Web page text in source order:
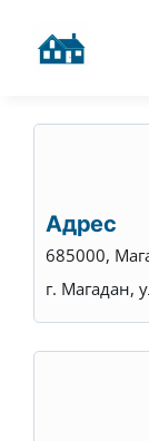
Адрес
685000,
г. Магадан,